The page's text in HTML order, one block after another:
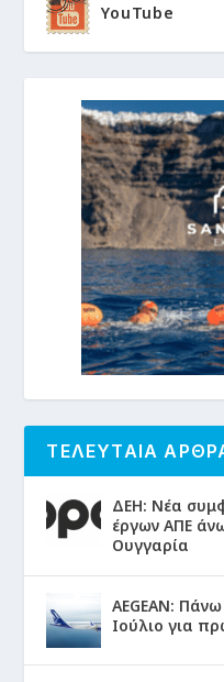
YouTube
ΤΕΛΕΥΤΑΙΑ
ΔΕΗ: Νέα
έργων ΑΠΕ
Ουγγαρία
AEGEAN:
Ιούλιο για